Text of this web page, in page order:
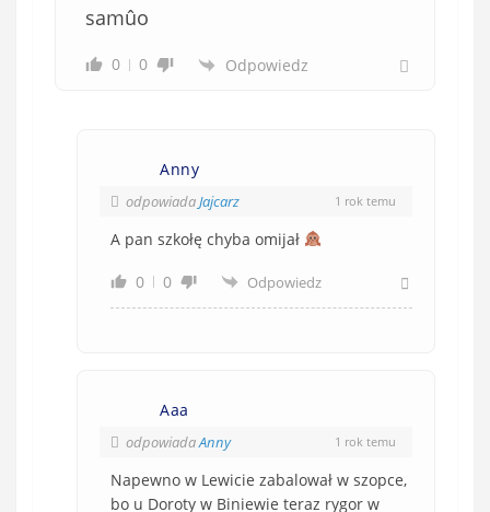
samûo
0 0 Odpowiedz
Anny
odpowiadaJajcarz 1 rok temu
A pan szkołę chyba omijał
0 0 Odpowiedz
Aaa
odpowiadaAnny 1 rok temu
Napewno w Lewicie zabalował w szopce,
bo u Doroty w Biniewie teraz rygor w